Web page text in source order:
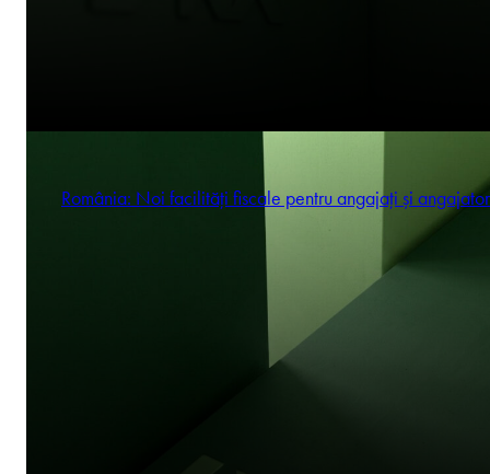
România: Noi facilități fiscale pentru angajați și